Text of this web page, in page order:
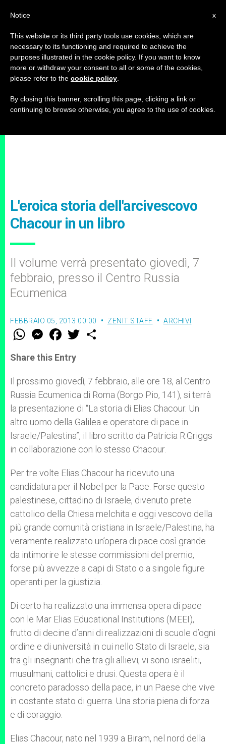
L'eroica storia dell'arcivescovo
Chacour in un libro
Il volume verrà presentato giovedì, 7
febbraio, presso il Centro Russia
Ecumenica
FEBBRAIO 05, 2013 00:00 ZENIT STAFF ARCHIVI
W
t
s
p
p
M
e
s
e
g
e
r
F
a
e
b
o
k
w
r
Share this Entry
Il prossimo giovedì, 7 febbraio, alle ore 18, al Centro
Russia Ecumenica di Roma (Borgo Pio, 141), si terrà
la presentazione di “La storia di Elias Chacour. Un
altro uomo della Galilea e operatore di pace in
Israele/Palestina”, il libro scritto da Patricia R.Griggs
in collaborazione con lo stesso Chacour.
Per tre volte Elias Chacour ha ricevuto una
candidatura per il Nobel per la Pace. Forse questo
palestinese, cittadino di Israele, divenuto prete
cattolico della Chiesa melchita e oggi vescovo della
più grande comunità cristiana in Israele/Palestina, ha
veramente realizzato un’opera di pace così grande
da intimorire le stesse commissioni del premio,
forse più avvezze a capi di Stato o a singole figure
operanti per la giustizia.
Di certo ha realizzato una immensa opera di pace
con le Mar Elias Educational Institutions (MEEI),
frutto di decine d’anni di realizzazioni di scuole d’ogni
ordine e di università in cui nello Stato di Israele, sia
tra gli insegnanti che tra gli allievi, vi sono israeliti,
musulmani, cattolici e drusi. Questa opera è il
concreto paradosso della pace, in un Paese che vive
in costante stato di guerra. Una storia piena di forza
e di coraggio.
Elias Chacour, nato nel 1939 a Biram, nel nord della
x
Notice
This website or its third party tools use cookies, which are
necessary to its functioning and required to achieve the
purposes illustrated in the cookie policy. If you want to know
more or withdraw your consent to all or some of the cookies,
please refer to the cookie policy
By closing this banner, scrolling this page, clicking a link or
continuing to browse otherwise, you agree to the use of cookies.